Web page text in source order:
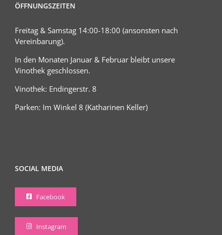
ÖFFNUNGSZEITEN
Freitag & Samstag 14:00-18:00 (ansonsten nach
Vereinbarung).
In den Monaten Januar & Februar bleibt unsere
Vinothek geschlossen.
Vinothek: Endingerstr. 8
Parken: Im Winkel 8 (Katharinen Keller)
SOCIAL MEDIA
Facebook
Instagram